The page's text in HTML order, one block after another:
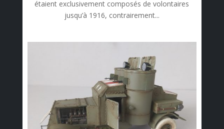
étaient exclusivement composés de volontaires
jusqu’à 1916, contrairement...